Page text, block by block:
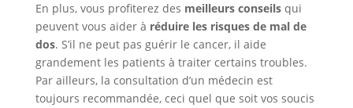
En plus, vous profiterez des meilleurs conseilsqui
peuvent vous aider à réduire les risques de mal de
dos. S’il ne peut pas guérir le cancer, il aide
grandement les patients à traiter certains troubles.
Par ailleurs, la consultation d’un médecin est
toujours recommandée, ceci quel que soit vos soucis